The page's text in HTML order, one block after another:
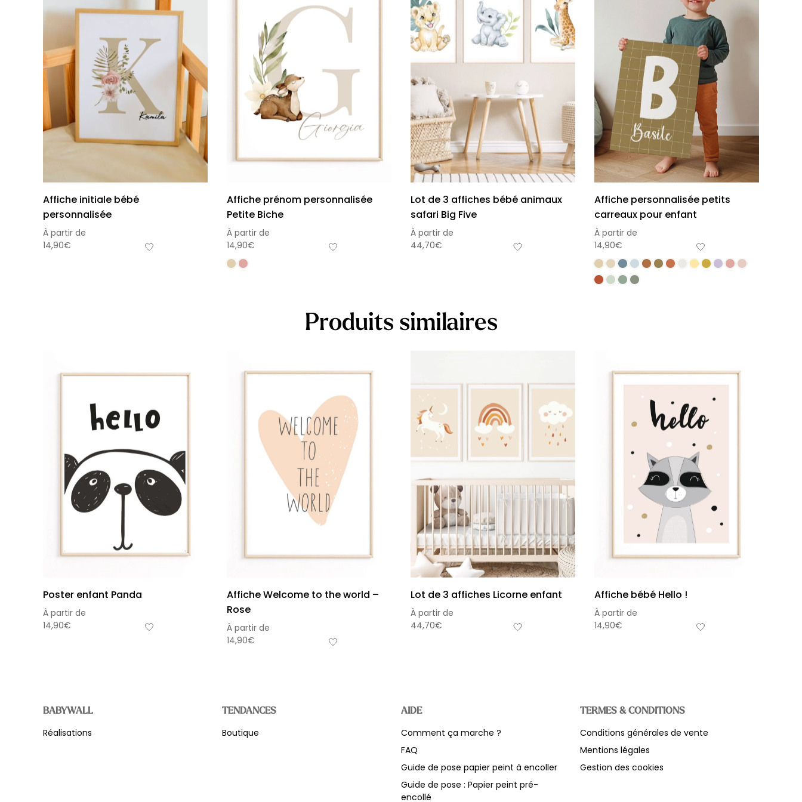
Affiche initiale bébé
personnalisée
À partir de
14,90€
Affiche prénom personnalisée
Petite Biche
À partir de
14,90€
Lot de 3 affiches bébé animaux
safari Big Five
À partir de
44,70€
Affiche personnalisée petits
carreaux pour enfant
À partir de
14,90€
Produits similaires
Poster enfant Panda
À partir de
14,90€
Affiche Welcome to the world –
Rose
À partir de
14,90€
Lot de 3 affiches Licorne enfant
À partir de
44,70€
Affiche bébé Hello !
À partir de
14,90€
BABYWALL
Réalisations
TENDANCES
Boutique
AIDE
Comment ça marche ?
FAQ
Guide de pose papier peint à encoller
Guide de pose : Papier peint pré-
encollé
TERMES & CONDITIONS
Conditions générales de vente
Mentions légales
Gestion des cookies